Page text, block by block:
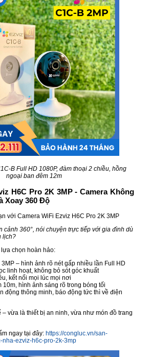
B Full HD 1080P, đàm thoại 2 chiều, hồng
ngoại ban đêm 12m
H6C Pro 2K 3MP - Camera Không
Xoay 360 Độ
với Camera WiFi Ezviz H6C Pro 2K 3MP
cảnh 360°, nói chuyện trực tiếp với gia đình dù
lịch?
chọn hoàn hảo:
– hình ảnh rõ nét gấp nhiều lần Full HD
linh hoạt, không bỏ sót góc khuất
kết nối mọi lúc mọi nơi
10m, hình ảnh sáng rõ trong bóng tối
động thông minh, báo động tức thì về điện
– vừa là thiết bị an ninh, vừa như món đồ trang
ngay tại đây: https://congluc.vn/san-
nha-ezviz-h6c-pro-2k-3mp